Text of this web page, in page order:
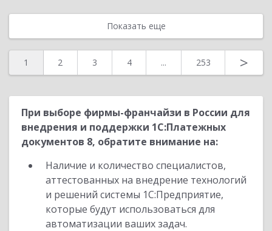
Показать еще
1 2 3 4 ... 253 >
При выборе фирмы-франчайзи в России для
внедрения и поддержки 1С:Платежных
документов 8, обратите внимание на:
Наличие и количество специалистов,
аттестованных на внедрение технологий
и решений системы 1С:Предприятие,
которые будут использоваться для
автоматизации ваших задач.